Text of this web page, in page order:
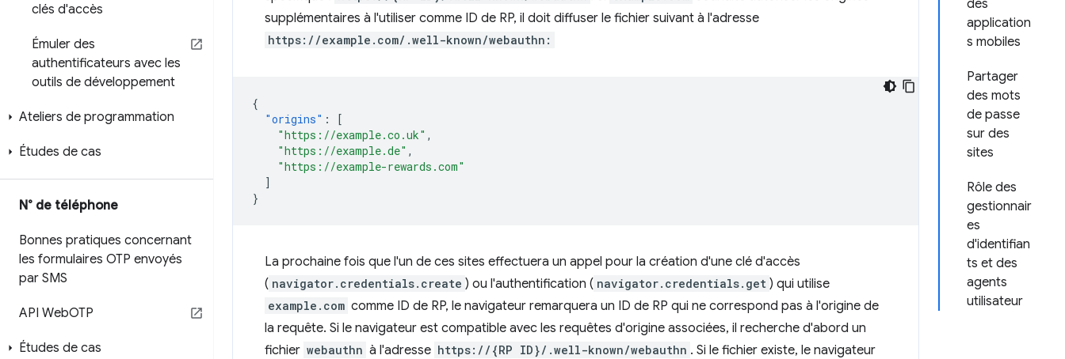
clés d'accès
Émuler des
authentificateurs avec les
outils de développement
Ateliers de programmation
Études de cas
N° de téléphone
Bonnes pratiques concernant
les formulaires OTP envoyés
par SMS
API WebOTP
Études de cas
des
application
s mobiles
Partager
des mots
de passe
sur des
sites
Rôle des
gestionnair
es
d'identifian
ts et des
agents
utilisateur
supplémentaires à l'utiliser comme ID de RP, il doit diffuser le fichier suivant à l'adresse
https://example.com/.well-known/webauthn:
{
"origins" :
[
"https://example.co.uk" ,
"https://example.de" ,
"https://example-rewards.com"
]
}
La prochaine fois que l'un de ces sites effectuera un appel pour la création d'une clé d'accès
( navigator.credentials.create ) ou l'authentification ( navigator.credentials.get ) qui utilise
example.com comme ID de RP, le navigateur remarquera un ID de RP qui ne correspond pas à l'origine de
la requête. Si le navigateur est compatible avec les requêtes d'origine associées, il recherche d'abord un
fichier webauthn à l'adresse https://{RP ID}/.well-known/webauthn . Si le fichier existe, le navigateur